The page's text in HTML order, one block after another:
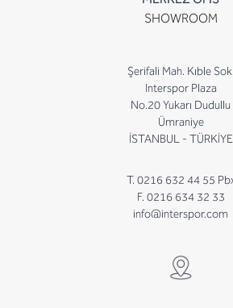
SHOWROOM
Şerifali Mah. Kıble Sok.
Interspor Plaza
No.20 Yukarı Dudullu
Ümraniye
İSTANBUL - TÜRKİYE
T. 0216 632 44 55
F. 0216 634 32 33
info@interspor.com